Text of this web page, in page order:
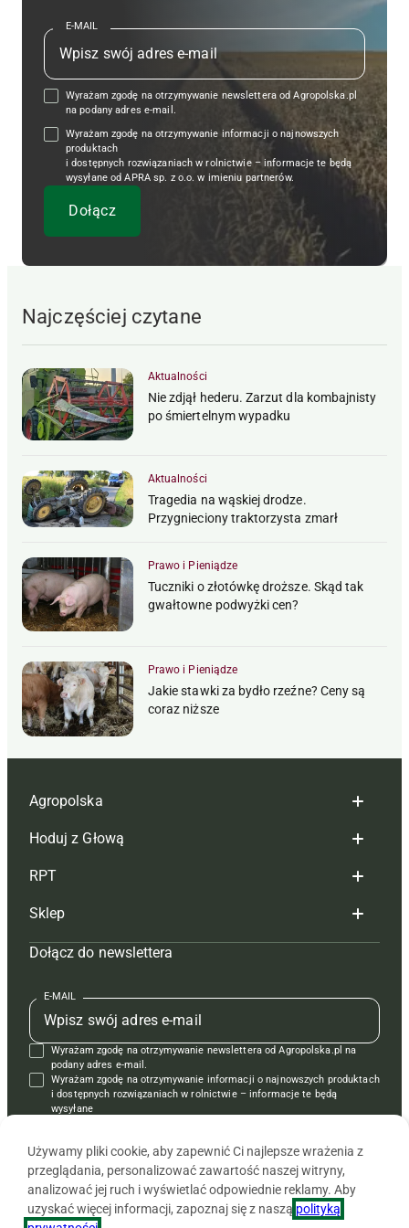
E-MAIL
Wyrażam zgodę na otrzymywanie newslettera od Agropolska.pl
na podany adres e-mail.
Wyrażam zgodę na otrzymywanie informacji o najnowszych
produktach
i dostępnych rozwiązaniach w rolnictwie – informacje te będą
wysyłane od APRA sp. z o.o. w imieniu partnerów.
Najczęściej czytane
Aktualności
Nie zdjął hederu. Zarzut dla kombajnisty
po śmiertelnym wypadku
Aktualności
Tragedia na wąskiej drodze.
Przygnieciony traktorzysta zmarł
Prawo i Pieniądze
Tuczniki o złotówkę droższe. Skąd tak
gwałtowne podwyżki cen?
Prawo i Pieniądze
Jakie stawki za bydło rzeźne? Ceny są
coraz niższe
Agropolska
Redakcja
Reklama
Tagi
Mapa serwisu
Kontakt
Regulamin
Polityka prywatności
Hoduj z Głową
Hoduj z głową bydło
Hoduj z głową świnie
Prenumerata
Redakcja
Kontakt
Reklama
RPT
Redakcja
Prenumerata
Reklama
Kontakt
Krzyżówki
Sklep
Czasopisma i prenumerata
Książki
Regulamin
Dołącz do newslettera
E-MAIL
Wyrażam zgodę na otrzymywanie newslettera od Agropolska.pl na
podany adres e-mail.
Wyrażam zgodę na otrzymywanie informacji o najnowszych produktach
i dostępnych rozwiązaniach w rolnictwie – informacje te będą
wysyłane
Używamy pliki cookie, aby zapewnić Ci najlepsze wrażenia z
przeglądania, personalizować zawartość naszej witryny,
analizować jej ruch i wyświetlać odpowiednie reklamy. Aby
uzyskać więcej informacji, zapoznaj się z naszą polityką